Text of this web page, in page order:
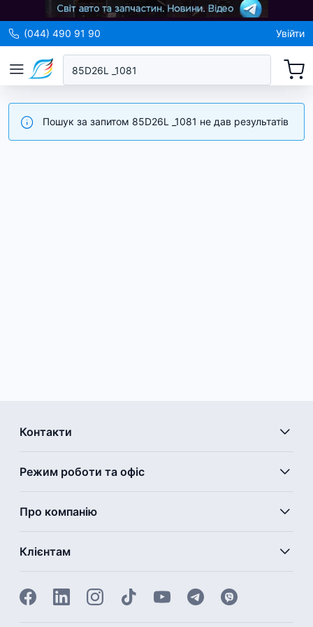
(044) 490 91 90 Увійти
Пошук за запитом 85D26L _1081 не дав результатів
Контакти
Режим роботи та офіс
Про компанію
Клієнтам